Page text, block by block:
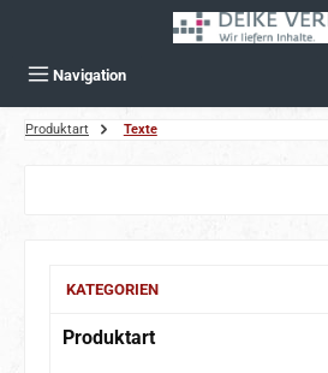
Navigation
Produktart Texte
KATEGORIEN
Produktart